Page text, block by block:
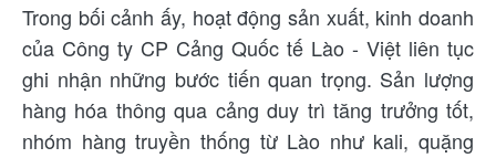
Trong bối cảnh ấy, hoạt động sản xuất, kinh doanh
của Công ty CP Cảng Quốc tế Lào - Việt liên tục
ghi nhận những bước tiến quan trọng. Sản lượng
hàng hóa thông qua cảng duy trì tăng trưởng tốt,
nhóm hàng truyền thống từ Lào như kali, quặng